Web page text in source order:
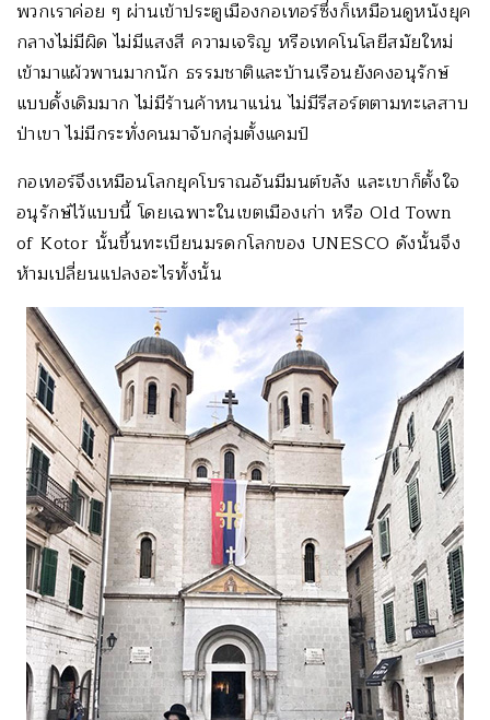
พวกเราค่อย ๆ ผ่านเข้าประตูเมืองกอเทอร์ซึ่งก็เหมือนดูหนังยุค
กลางไม่มีผิด ไม่มีแสงสี ความเจริญ หรือเทคโนโลยีสมัยใหม่
เข้ามาแผ้วพานมากนัก ธรรมชาติและบ้านเรือนยังคงอนุรักษ์
แบบดั้งเดิมมาก ไม่มีร้านค้าหนาแน่น ไม่มีรีสอร์ตตามทะเลสาบ
ป่าเขา ไม่มีกระทั่งคนมาจับกลุ่มตั้งแคมป์
กอเทอร์จึงเหมือนโลกยุคโบราณอันมีมนต์ขลัง และเขาก็ตั้งใจ
อนุรักษ์ไว้แบบนี้ โดยเฉพาะในเขตเมืองเก่า หรือ Old Town
of Kotor นั้นขึ้นทะเบียนมรดกโลกของ UNESCO ดังนั้นจึง
ห้ามเปลี่ยนแปลงอะไรทั้งนั้น